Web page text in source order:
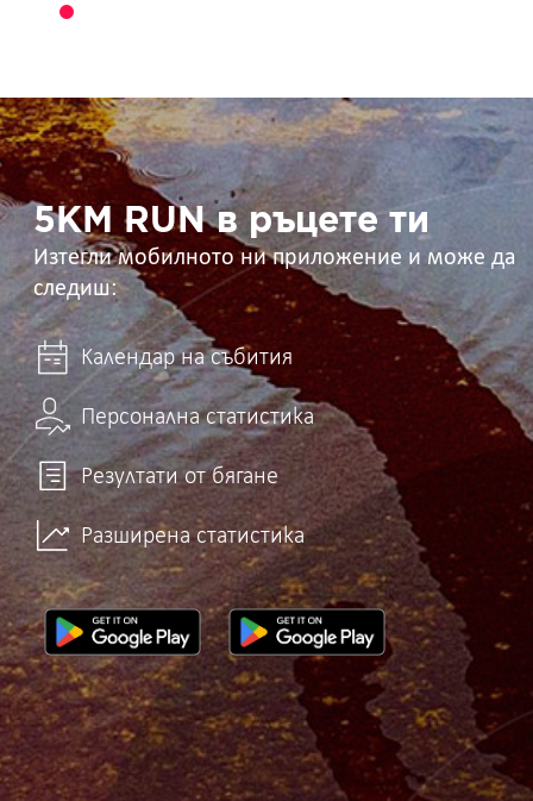
5KM
RUN
в
ръцете
ти 5KM RUN в ръцете ти
Изтегли мобилното ни приложение и може да
следиш:
Календар на събития
Персонална статистика
Резултати от бягане
Разширена статистика